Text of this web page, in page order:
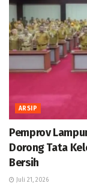
ARSIP
Pemprov
Dorong Tata
Bersih
Juli 21, 2026